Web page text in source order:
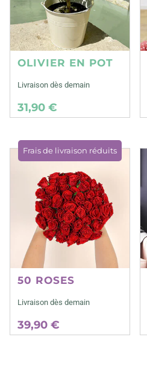
OLIVIER EN POT
Livraison dès demain
31,90 €
Frais de livraison réduits
50 ROSES
Livraison dès demain
39,90 €